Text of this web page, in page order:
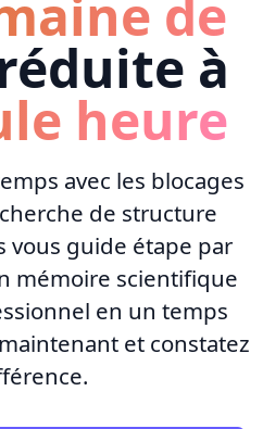
de
à
heure
avec les blocages
de structure
vous guide étape par
mémoire scientifique
en un temps
et constatez